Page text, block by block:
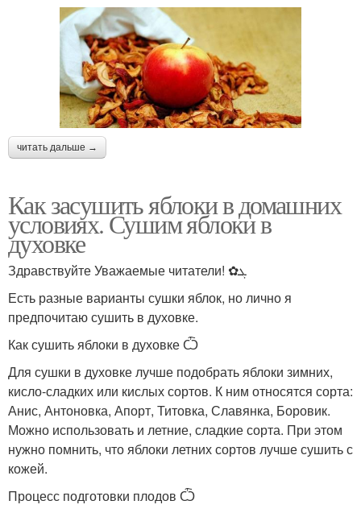
читать дальше →
Как засушить яблоки в домашних
условиях. Сушим яблоки в
духовке
Здравствуйте Уважаемые читатели! ✿ܓ
Есть разные варианты сушки яблок, но лично я
предпочитаю сушить в духовке.
Как сушить яблоки в духовке Ѽ
Для сушки в духовке лучше подобрать яблоки зимних,
кисло-сладких или кислых сортов. К ним относятся сорта:
Анис, Антоновка, Апорт, Титовка, Славянка, Боровик.
Можно использовать и летние, сладкие сорта. При этом
нужно помнить, что яблоки летних сортов лучше сушить с
кожей.
Процесс подготовки плодов Ѽ